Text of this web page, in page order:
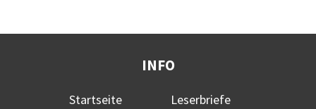
INFO
Startseite
Leserbriefe